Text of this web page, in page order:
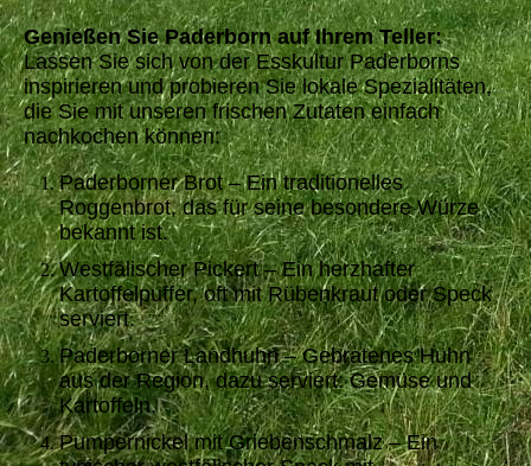
Genießen Sie Paderborn auf Ihrem Teller:
Lassen Sie sich von der Esskultur Paderborns
inspirieren und probieren Sie lokale Spezialitäten,
die Sie mit unseren frischen Zutaten einfach
nachkochen können:
Paderborner Brot – Ein traditionelles
Roggenbrot, das für seine besondere Würze
bekannt ist.
Westfälischer Pickert – Ein herzhafter
Kartoffelpuffer, oft mit Rübenkraut oder Speck
serviert.
Paderborner Landhuhn – Gebratenes Huhn
aus der Region, dazu serviert: Gemüse und
Kartoffeln.
Pumpernickel mit Griebenschmalz – Ein